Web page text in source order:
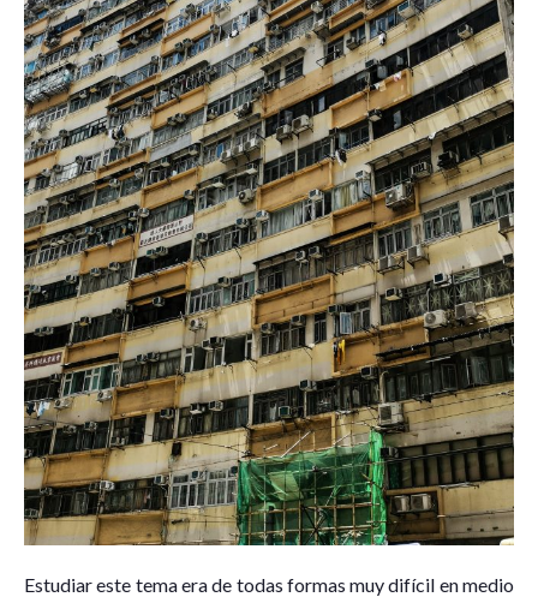
Estudiar este tema era de todas formas muy difícil en medio